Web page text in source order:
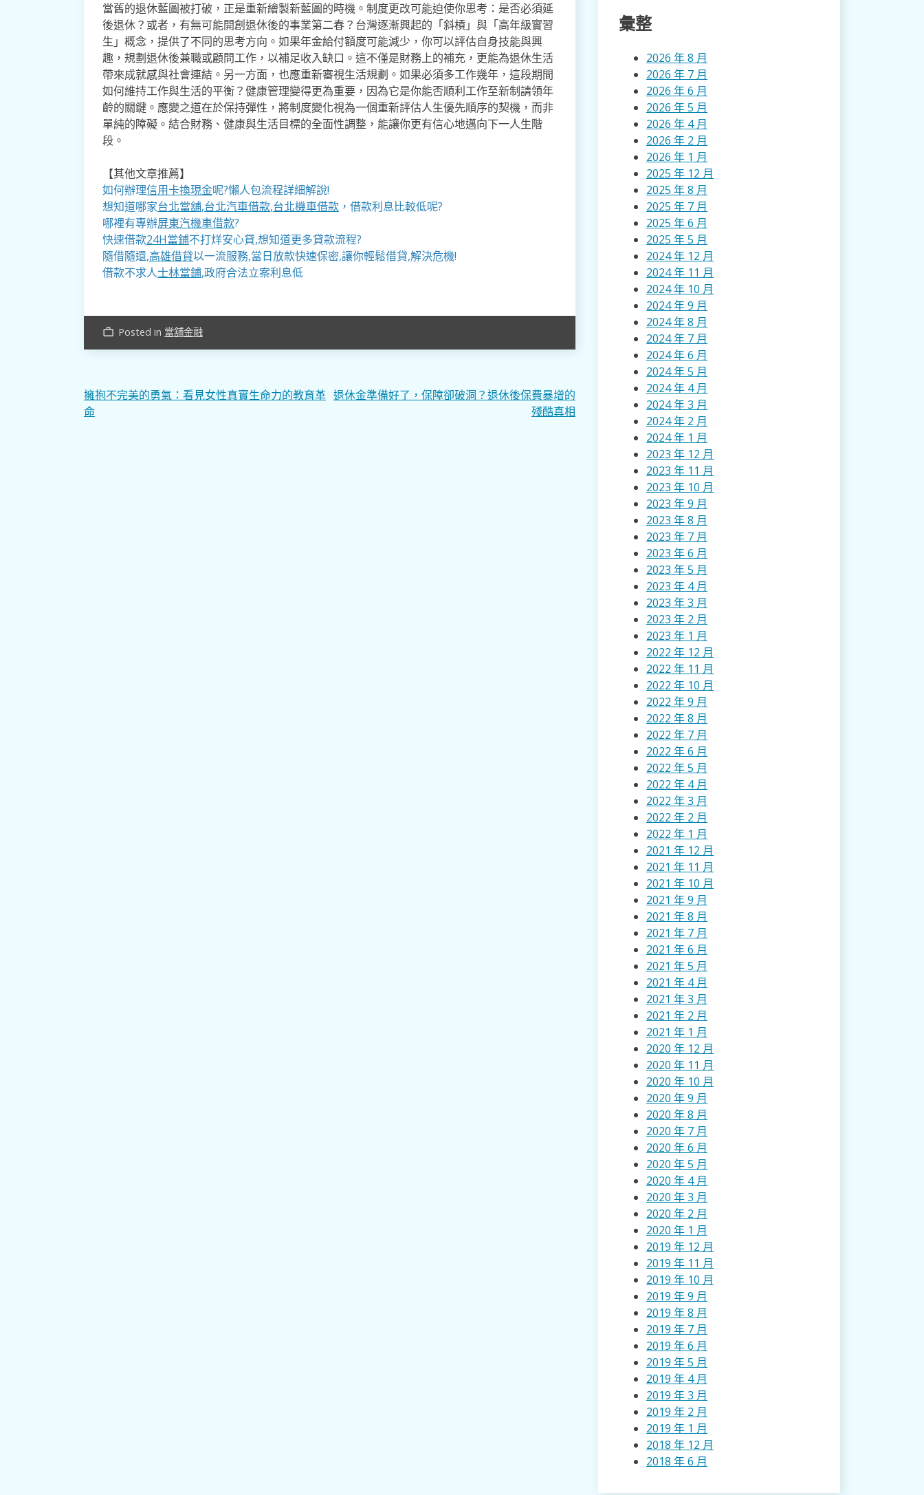
當舊的退休藍圖被打破，正是重新繪製新藍圖的時機。制度更改可能迫使你思考：是否必須延
後退休？或者，有無可能開創退休後的事業第二春？台灣逐漸興起的「斜槓」與「高年級實習
生」概念，提供了不同的思考方向。如果年金給付額度可能減少，你可以評估自身技能與興
趣，規劃退休後兼職或顧問工作，以補足收入缺口。這不僅是財務上的補充，更能為退休生活
帶來成就感與社會連結。另一方面，也應重新審視生活規劃。如果必須多工作幾年，這段期間
如何維持工作與生活的平衡？健康管理變得更為重要，因為它是你能否順利工作至新制請領年
齡的關鍵。應變之道在於保持彈性，將制度變化視為一個重新評估人生優先順序的契機，而非
單純的障礙。結合財務、健康與生活目標的全面性調整，能讓你更有信心地邁向下一人生階
段。
【其他文章推薦】
如何辦理信用卡換現金呢?懶人包流程詳細解說!
想知道哪家台北當舖,台北汽車借款,台北機車借款，借款利息比較低呢?
哪裡有專辦屏東汽機車借款?
快速借款24H當鋪不打烊安心貸,想知道更多貸款流程?
隨借隨還,高雄借貸以一流服務,當日放款快速保密,讓你輕鬆借貸,解決危機!
借款不求人士林當鋪,政府合法立案利息低
work_outline Posted in 當舖金融
文
章
擁抱不完美的勇氣：看見女性真實生命力的教育革
命
退休金準備好了，保障卻破洞？退休後保費暴增的
殘酷真相
彙整
2026 年 8 月
2026 年 7 月
2026 年 6 月
2026 年 5 月
2026 年 4 月
2026 年 2 月
2026 年 1 月
2025 年 12 月
2025 年 8 月
2025 年 7 月
2025 年 6 月
2025 年 5 月
2024 年 12 月
2024 年 11 月
2024 年 10 月
2024 年 9 月
2024 年 8 月
2024 年 7 月
2024 年 6 月
2024 年 5 月
2024 年 4 月
2024 年 3 月
2024 年 2 月
2024 年 1 月
2023 年 12 月
2023 年 11 月
2023 年 10 月
2023 年 9 月
2023 年 8 月
2023 年 7 月
2023 年 6 月
2023 年 5 月
2023 年 4 月
2023 年 3 月
2023 年 2 月
2023 年 1 月
2022 年 12 月
2022 年 11 月
2022 年 10 月
2022 年 9 月
2022 年 8 月
2022 年 7 月
2022 年 6 月
2022 年 5 月
2022 年 4 月
2022 年 3 月
2022 年 2 月
2022 年 1 月
2021 年 12 月
2021 年 11 月
2021 年 10 月
2021 年 9 月
2021 年 8 月
2021 年 7 月
2021 年 6 月
2021 年 5 月
2021 年 4 月
2021 年 3 月
2021 年 2 月
2021 年 1 月
2020 年 12 月
2020 年 11 月
2020 年 10 月
2020 年 9 月
2020 年 8 月
2020 年 7 月
2020 年 6 月
2020 年 5 月
2020 年 4 月
2020 年 3 月
2020 年 2 月
2020 年 1 月
2019 年 12 月
2019 年 11 月
2019 年 10 月
2019 年 9 月
2019 年 8 月
2019 年 7 月
2019 年 6 月
2019 年 5 月
2019 年 4 月
2019 年 3 月
2019 年 2 月
2019 年 1 月
2018 年 12 月
2018 年 6 月